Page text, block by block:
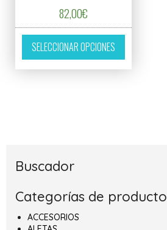
82,00€
SELECCIONAR OPCIONES
Buscador
Categorías de producto
ACCESORIOS